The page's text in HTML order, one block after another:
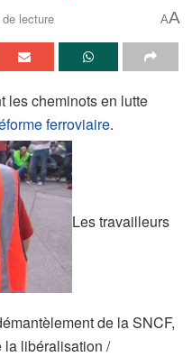
lecture AA
les cheminots en lutte
ferroviaire.
Les travailleurs
de la SNCF,
la libéralisation /